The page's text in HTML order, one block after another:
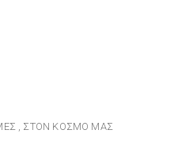
, ΣΤΟΝ ΚΌΣΜΟ ΜΑΣ